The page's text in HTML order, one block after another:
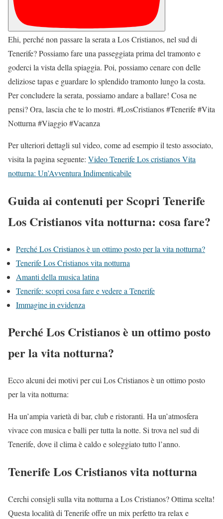
Ehi, perché non passare la serata a Los Cristianos, nel sud di
Tenerife? Possiamo fare una passeggiata prima del tramonto e
goderci la vista della spiaggia. Poi, possiamo cenare con delle
deliziose tapas e guardare lo splendido tramonto lungo la costa.
Per concludere la serata, possiamo andare a ballare! Cosa ne
pensi? Ora, lascia che te lo mostri. #LosCristianos #Tenerife #Vita
Notturna #Viaggio #Vacanza
Per ulteriori dettagli sul video, come ad esempio il testo associato,
visita la pagina seguente: Video Tenerife Los cristianos Vita
notturna: Un’Avventura Indimenticabile
Guida ai contenuti per Scopri Tenerife
Los Cristianos vita notturna: cosa fare?
Perché Los Cristianos è un ottimo posto per la vita notturna?
Tenerife Los Cristianos vita notturna
Amanti della musica latina
Tenerife: scopri cosa fare e vedere a Tenerife
Immagine in evidenza
Perché Los Cristianos è un ottimo posto
per la vita notturna?
Ecco alcuni dei motivi per cui Los Cristianos è un ottimo posto
per la vita notturna:
Ha un’ampia varietà di bar, club e ristoranti. Ha un’atmosfera
vivace con musica e balli per tutta la notte. Si trova nel sud di
Tenerife, dove il clima è caldo e soleggiato tutto l’anno.
Tenerife Los Cristianos vita notturna
Cerchi consigli sulla vita notturna a Los Cristianos? Ottima scelta!
Questa località di Tenerife offre un mix perfetto tra relax e